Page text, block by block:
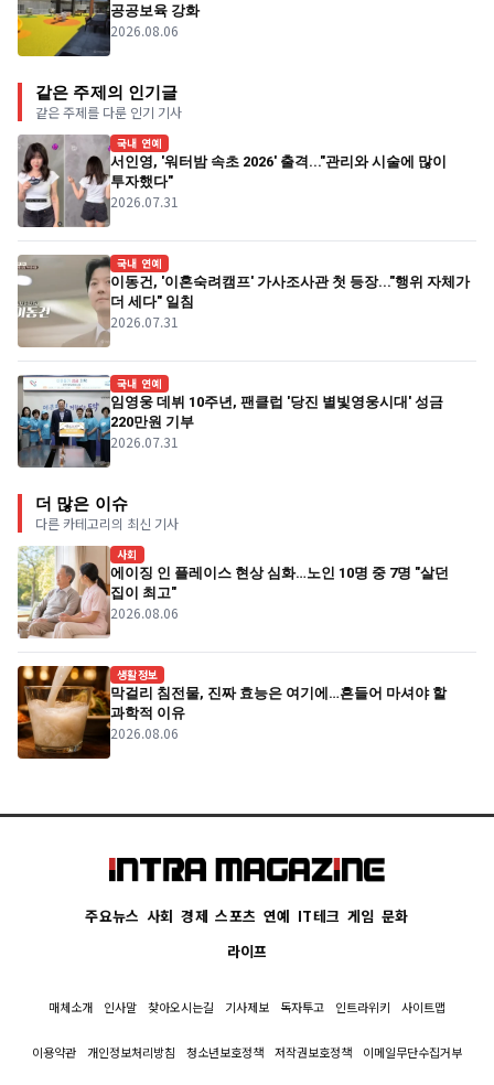
공공보육 강화
2026.08.06
같은 주제의 인기글
같은 주제를 다룬 인기 기사
국내 연예
서인영, '워터밤 속초 2026' 출격..."관리와 시술에 많이
투자했다"
2026.07.31
국내 연예
이동건, '이혼숙려캠프' 가사조사관 첫 등장..."행위 자체가
더 세다" 일침
2026.07.31
국내 연예
임영웅 데뷔 10주년, 팬클럽 '당진 별빛영웅시대' 성금
220만원 기부
2026.07.31
더 많은 이슈
다른 카테고리의 최신 기사
사회
에이징 인 플레이스 현상 심화…노인 10명 중 7명 "살던
집이 최고"
2026.08.06
생활정보
막걸리 침전물, 진짜 효능은 여기에…흔들어 마셔야 할
과학적 이유
2026.08.06
주요뉴스 사회 경제 스포츠 연예 IT테크 게임 문화
라이프
매체소개 인사말 찾아오시는길 기사제보 독자투고 인트라위키 사이트맵
이용약관 개인정보처리방침 청소년보호정책 저작권보호정책 이메일무단수집거부